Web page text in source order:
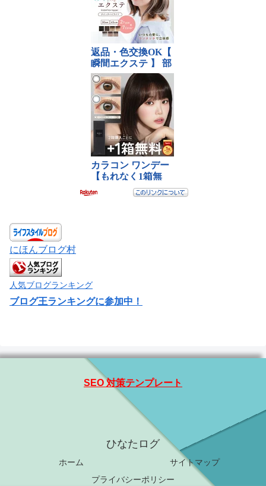
にほんブログ村
人気ブログランキング
ブログ王ランキングに参加中！
SEO 対策テンプレート
ひなたログ
ホーム
サイトマップ
プライバシーポリシー